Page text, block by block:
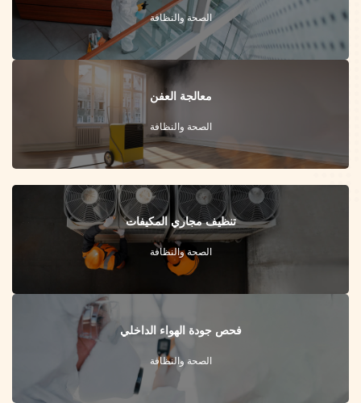
الصحة والنظافة
معالجة العفن
الصحة والنظافة
تنظيف مجاري المكيفات
الصحة والنظافة
فحص جودة الهواء الداخلي
الصحة والنظافة